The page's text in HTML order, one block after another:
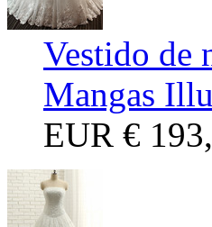
Vestido de
Mangas
EUR €